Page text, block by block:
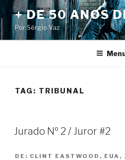
Pular
para
o
conteúdo
+ DE 50 ANOS
Por Sérgio Vaz
TAG: TRIBUNAL
Jurado Nº 2 / Juror #2
DE: CLINT EASTWOOD, EUA,